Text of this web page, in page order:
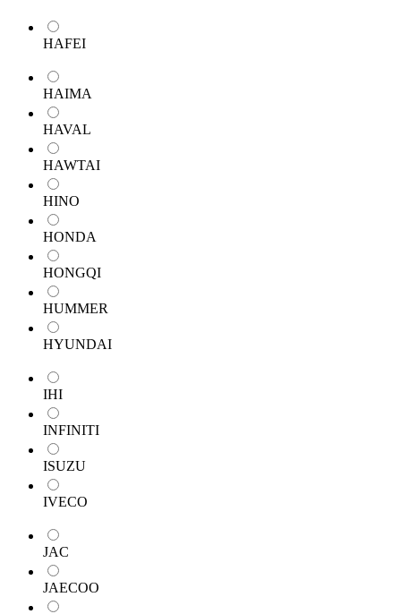
HAFEI
HAIMA
HAVAL
HAWTAI
HINO
HONDA
HONGQI
HUMMER
HYUNDAI
IHI
INFINITI
ISUZU
IVECO
JAC
JAECOO